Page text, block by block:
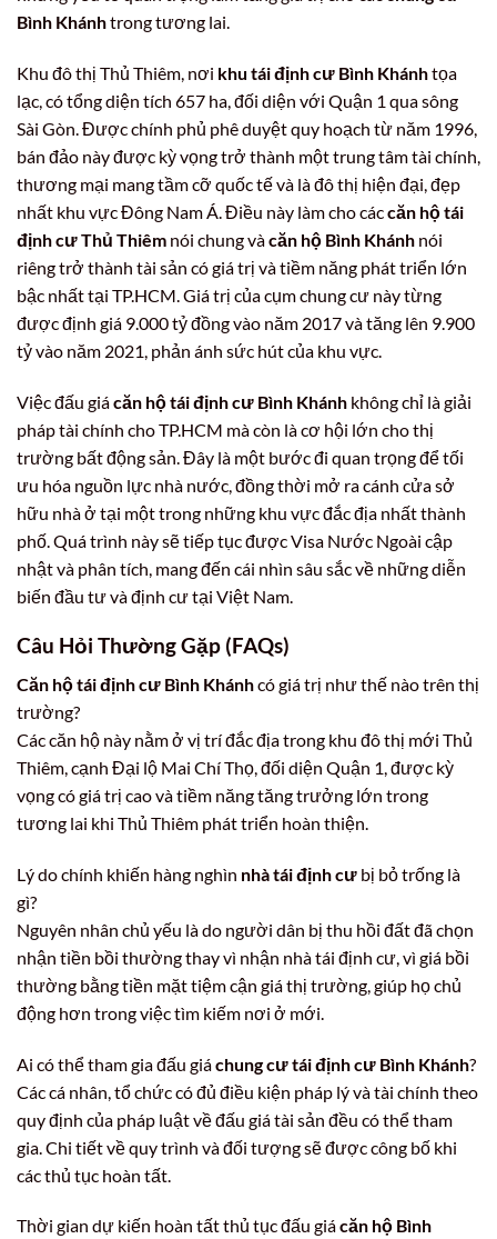
Bình Khánhtrong tương lai.
Khu đô thị Thủ Thiêm, nơi khu tái định cư Bình Khánhtọa
lạc, có tổng diện tích 657 ha, đối diện với Quận 1 qua sông
Sài Gòn. Được chính phủ phê duyệt quy hoạch từ năm 1996,
bán đảo này được kỳ vọng trở thành một trung tâm tài chính,
thương mại mang tầm cỡ quốc tế và là đô thị hiện đại, đẹp
nhất khu vực Đông Nam Á. Điều này làm cho cáccăn hộ tái
định cư Thủ Thiêm nói chung vàcăn hộ Bình Khánh nói
riêng trở thành tài sản có giá trị và tiềm năng phát triển lớn
bậc nhất tại TP.HCM. Giá trị của cụm chung cư này từng
được định giá 9.000 tỷ đồng vào năm 2017 và tăng lên 9.900
tỷ vào năm 2021, phản ánh sức hút của khu vực.
Việc đấu giácăn hộ tái định cư Bình Khánh không chỉ là giải
pháp tài chính cho TP.HCM mà còn là cơ hội lớn cho thị
trường bất động sản. Đây là một bước đi quan trọng để tối
ưu hóa nguồn lực nhà nước, đồng thời mở ra cánh cửa sở
hữu nhà ở tại một trong những khu vực đắc địa nhất thành
phố. Quá trình này sẽ tiếp tục được Visa Nước Ngoài cập
nhật và phân tích, mang đến cái nhìn sâu sắc về những diễn
biến đầu tư và định cư tại Việt Nam.
Câu Hỏi Thường Gặp (FAQs)
Căn hộ tái định cư Bình Khánhcó giá trị như thế nào trên thị
trường?
Các căn hộ này nằm ở vị trí đắc địa trong khu đô thị mới Thủ
Thiêm, cạnh Đại lộ Mai Chí Thọ, đối diện Quận 1, được kỳ
vọng có giá trị cao và tiềm năng tăng trưởng lớn trong
tương lai khi Thủ Thiêm phát triển hoàn thiện.
Lý do chính khiến hàng nghìn nhà tái định cư bị bỏ trống là
gì?
Nguyên nhân chủ yếu là do người dân bị thu hồi đất đã chọn
nhận tiền bồi thường thay vì nhận nhà tái định cư, vì giá bồi
thường bằng tiền mặt tiệm cận giá thị trường, giúp họ chủ
động hơn trong việc tìm kiếm nơi ở mới.
Ai có thể tham gia đấu giáchung cư tái định cư Bình Khánh?
Các cá nhân, tổ chức có đủ điều kiện pháp lý và tài chính theo
quy định của pháp luật về đấu giá tài sản đều có thể tham
gia. Chi tiết về quy trình và đối tượng sẽ được công bố khi
các thủ tục hoàn tất.
Thời gian dự kiến hoàn tất thủ tục đấu giácăn hộ Bình